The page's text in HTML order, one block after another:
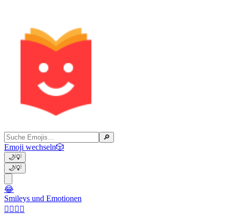
🔎
Emoji wechseln🎲
🌙💡
🌙💡
😂
Smileys und Emotionen
👩‍❤️‍💋‍👨